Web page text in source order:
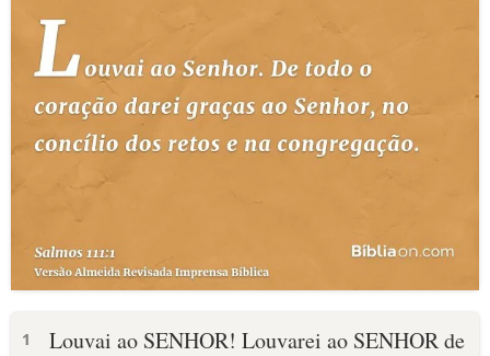
1
Louvai ao SENHOR! Louvarei ao SENHOR de